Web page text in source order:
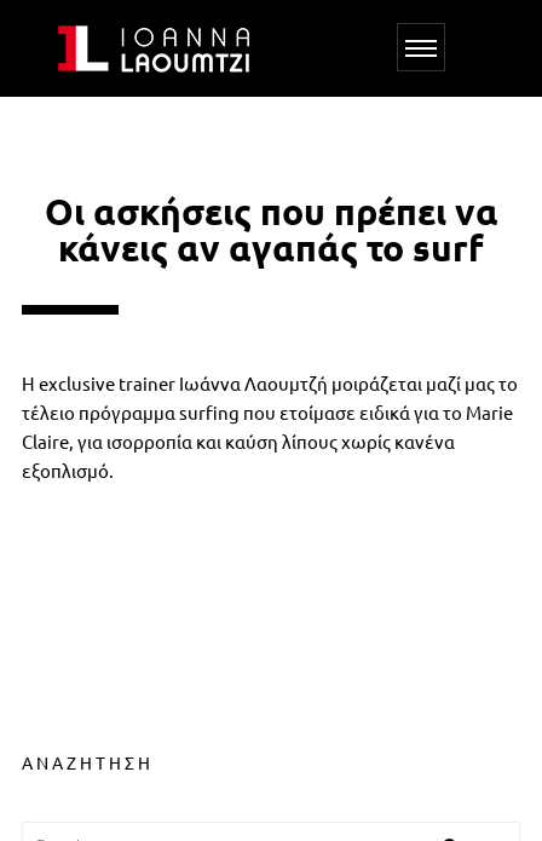
Οι ασκήσεις που πρέπει να
κάνεις αν αγαπάς το surf
Η exclusive trainer Ιωάννα Λαουμτζή μοιράζεται μαζί μας το
τέλειο πρόγραμμα surfing που ετοίμασε ειδικά για το Marie
Claire, για ισορροπία και καύση λίπους χωρίς κανένα
εξοπλισμό.
ΑΝΑΖΗΤΗΣΗ